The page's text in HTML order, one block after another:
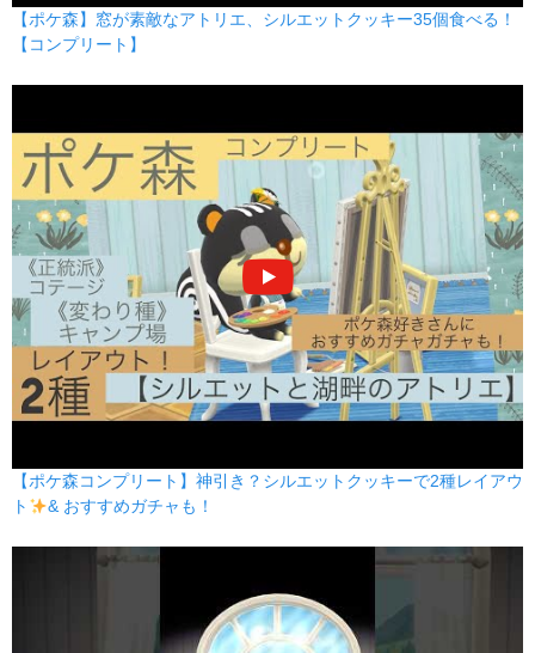
【ポケ森】窓が素敵なアトリエ、シルエットクッキー35個食べる！
【コンプリート】
【ポケ森コンプリート】神引き？シルエットクッキーで2種レイアウ
ト
& おすすめガチャも！